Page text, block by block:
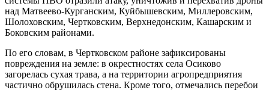
над Матвеево-Курганским, Куйбышевским, Миллеровским,
Шолоховским, Чертковским, Верхнедонским, Кашарским и
Боковским районами.
По его словам, в Чертковском районе зафиксированы
повреждения на земле: в окрестностях села Осиково
загорелась сухая трава, а на территории агропредприятия
частично обрушилась стена. Кроме того, отмечались перебои